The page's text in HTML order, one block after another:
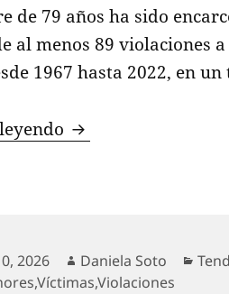
de 79 años ha sido
al menos 89 violaciones
1967 hasta 2022, en
Detienen a
2026 Autor
Daniela Soto
,Víctimas,Violaciones